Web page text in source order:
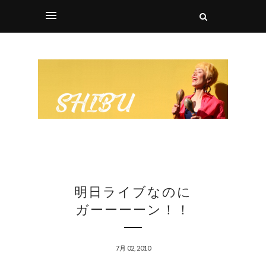
明日ライブなのに
ガーーーーン！！
7月 02, 2010